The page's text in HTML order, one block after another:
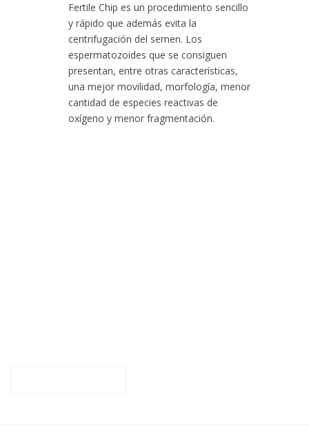
Fertile Chip es un procedimiento sencillo
y rápido que además evita la
centrifugación del semen. Los
espermatozoides que se consiguen
presentan, entre otras características,
una mejor movilidad, morfología, menor
cantidad de especies reactivas de
oxígeno y menor fragmentación.